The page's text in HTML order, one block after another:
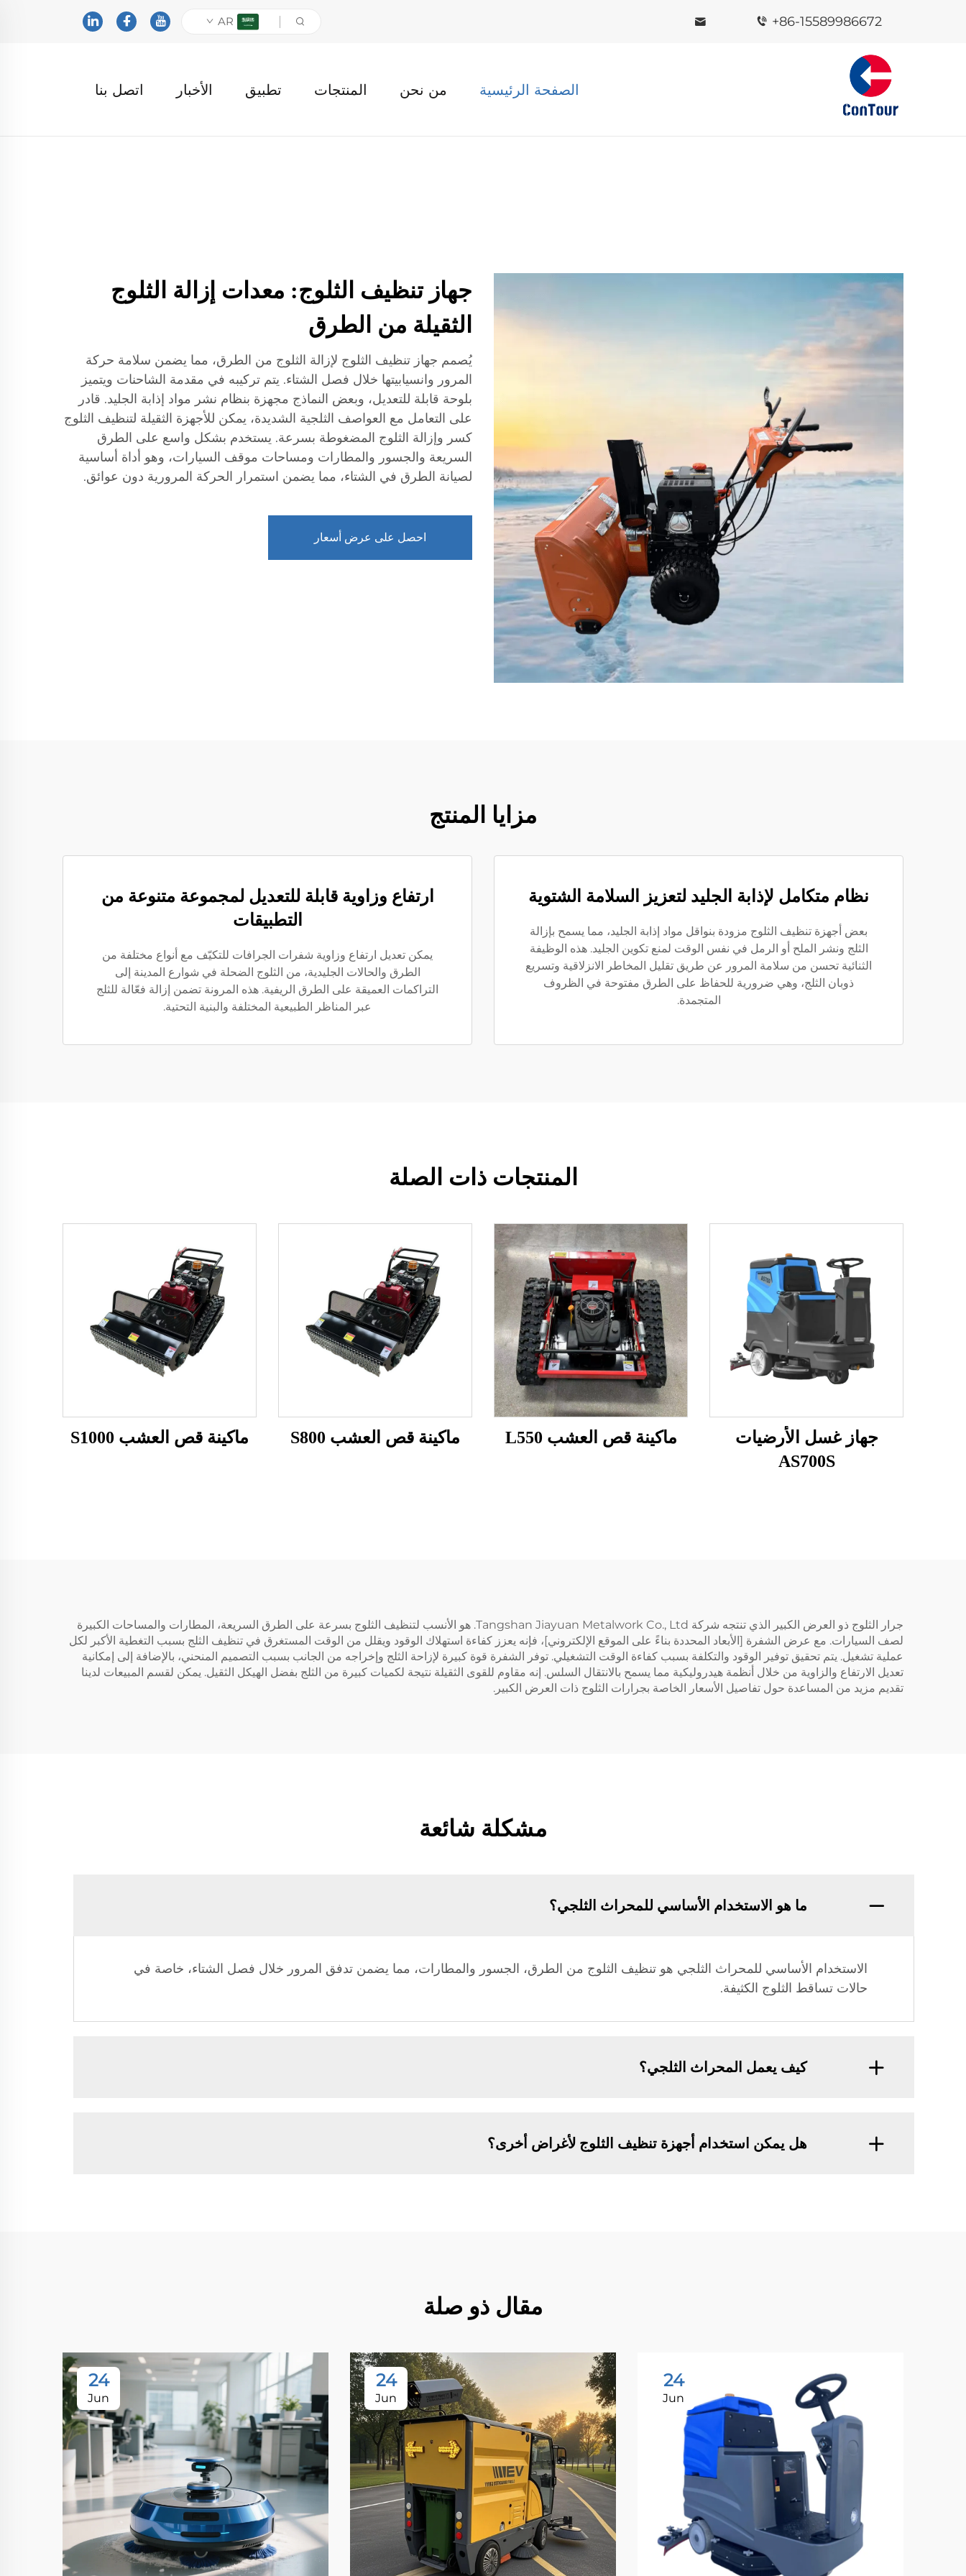
+86-15589986672
AR
الصفحة الرئيسية من نحن المنتجات تطبيق الأخبار اتصل بنا
جهاز تنظيف الثلوج: معدات إزالة الثلوج
الثقيلة من الطرق
يُصمم جهاز تنظيف الثلوج لإزالة الثلوج من الطرق، مما يضمن سلامة حركة
المرور وانسيابيتها خلال فصل الشتاء. يتم تركيبه في مقدمة الشاحنات ويتميز
بلوحة قابلة للتعديل، وبعض النماذج مجهزة بنظام نشر مواد إذابة الجليد. قادر
على التعامل مع العواصف الثلجية الشديدة، يمكن للأجهزة الثقيلة لتنظيف الثلوج
كسر وإزالة الثلوج المضغوطة بسرعة. يستخدم بشكل واسع على الطرق
السريعة والجسور والمطارات ومساحات موقف السيارات، وهو أداة أساسية
لصيانة الطرق في الشتاء، مما يضمن استمرار الحركة المرورية دون عوائق.
احصل على عرض أسعار
مزايا المنتج
نظام متكامل لإذابة الجليد لتعزيز السلامة الشتوية
بعض أجهزة تنظيف الثلوج مزودة بنواقل مواد إذابة الجليد، مما يسمح بإزالة
الثلج ونشر الملح أو الرمل في نفس الوقت لمنع تكوين الجليد. هذه الوظيفة
الثنائية تحسن من سلامة المرور عن طريق تقليل المخاطر الانزلاقية وتسريع
ذوبان الثلج، وهي ضرورية للحفاظ على الطرق مفتوحة في الظروف
المتجمدة.
ارتفاع وزاوية قابلة للتعديل لمجموعة متنوعة من
التطبيقات
يمكن تعديل ارتفاع وزاوية شفرات الجرافات للتكيّف مع أنواع مختلفة من
الطرق والحالات الجليدية، من الثلوج الضحلة في شوارع المدينة إلى
التراكمات العميقة على الطرق الريفية. هذه المرونة تضمن إزالة فعّالة للثلج
عبر المناظر الطبيعية المختلفة والبنية التحتية.
المنتجات ذات الصلة
جهاز غسل الأرضيات
AS700S
ماكينة قص العشب L550 ماكينة قص العشب S800 ماكينة قص العشب S1000
جرار الثلوج ذو العرض الكبير الذي تنتجه شركة Tangshan Jiayuan Metalwork Co., Ltd. هو الأنسب لتنظيف الثلوج بسرعة على الطرق السريعة، المطارات والمساحات الكبيرة
لصف السيارات. مع عرض الشفرة [الأبعاد المحددة بناءً على الموقع الإلكتروني]، فإنه يعزز كفاءة استهلاك الوقود ويقلل من الوقت المستغرق في تنظيف الثلج بسبب التغطية الأكبر لكل
عملية تشغيل. يتم تحقيق توفير الوقود والتكلفة بسبب كفاءة الوقت التشغيلي. توفر الشفرة قوة كبيرة لإزاحة الثلج وإخراجه من الجانب بسبب التصميم المنحني، بالإضافة إلى إمكانية
تعديل الارتفاع والزاوية من خلال أنظمة هيدروليكية مما يسمح بالانتقال السلس. إنه مقاوم للقوى الثقيلة نتيجة لكميات كبيرة من الثلج بفضل الهيكل الثقيل. يمكن لقسم المبيعات لدينا
تقديم مزيد من المساعدة حول تفاصيل الأسعار الخاصة بجرارات الثلوج ذات العرض الكبير.
مشكلة شائعة
ما هو الاستخدام الأساسي للمحراث الثلجي؟
الاستخدام الأساسي للمحراث الثلجي هو تنظيف الثلوج من الطرق، الجسور والمطارات، مما يضمن تدفق المرور خلال فصل الشتاء، خاصة في
حالات تساقط الثلوج الكثيفة.
كيف يعمل المحراث الثلجي؟
هل يمكن استخدام أجهزة تنظيف الثلوج لأغراض أخرى؟
مقال ذو صلة
24
Jun
24
Jun
24
Jun